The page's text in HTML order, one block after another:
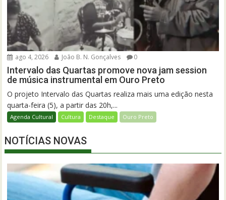
ago 4, 2026 João B. N. Gonçalves 0
Intervalo das Quartas promove nova jam session
de música instrumental em Ouro Preto
O projeto Intervalo das Quartas realiza mais uma edição nesta
quarta-feira (5), a partir das 20h,...
Agenda Cultural Cultura Destaque Ouro Preto
NOTÍCIAS NOVAS